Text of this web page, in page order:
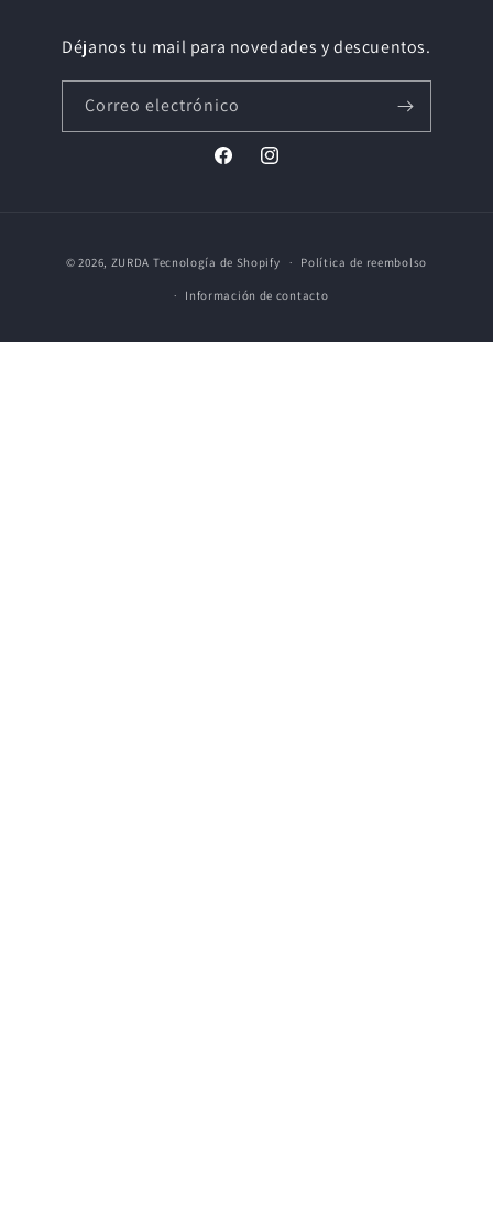
Déjanos tu mail para novedades y descuentos.
Correo electrónico
FacebookInstagram
de
pago
© 2026, ZURDA Tecnología de Shopify Política de reembolso
Información de contacto